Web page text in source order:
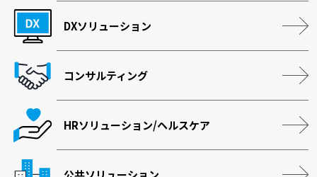
DXソリューション
コンサルティング
HRソリューション/ヘルスケア